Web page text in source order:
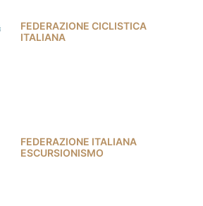
FEDERAZIONE CICLISTICA
ITALIANA
FEDERAZIONE ITALIANA
ESCURSIONISMO